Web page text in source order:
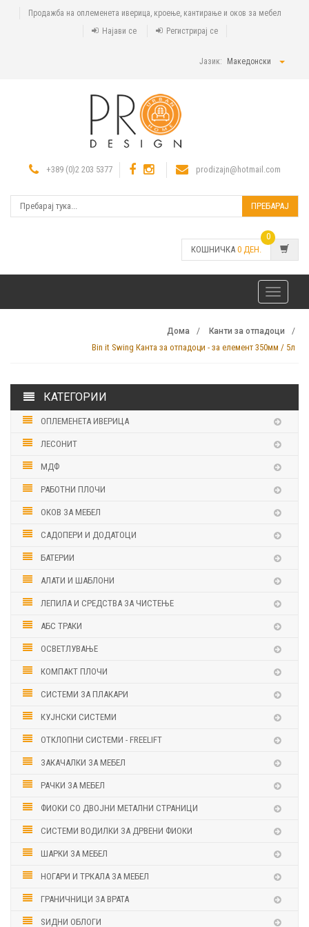
Продажба на оплеменета иверица, кроење, кантирање и оков за мебел
Најави се
Регистрирај се
Јазик: Македонски
+389 (0)2 203 5377 prodizajn@hotmail.com
ПРЕБАРАЈ
КОШНИЧКА 0 ДЕН.
0
Toggle
navigation
Дома Канти за отпадоци
Bin it Swing Канта за отпадоци - за елемент 350мм / 5л
КАТЕГОРИИ
ОПЛЕМЕНЕТА ИВЕРИЦА
ЛЕСОНИТ
МДФ
РАБОТНИ ПЛОЧИ
ОКОВ ЗА МЕБЕЛ
САДОПЕРИ И ДОДАТОЦИ
БАТЕРИИ
АЛАТИ И ШАБЛОНИ
ЛЕПИЛА И СРЕДСТВА ЗА ЧИСТЕЊЕ
АБС ТРАКИ
ОСВЕТЛУВАЊЕ
КОМПАКТ ПЛОЧИ
СИСТЕМИ ЗА ПЛАКАРИ
КУЈНСКИ СИСТЕМИ
ОТКЛОПНИ СИСТЕМИ - FREELIFT
ЗАКАЧАЛКИ ЗА МЕБЕЛ
РАЧКИ ЗА МЕБЕЛ
ФИОКИ СО ДВОЈНИ МЕТАЛНИ СТРАНИЦИ
СИСТЕМИ ВОДИЛКИ ЗА ДРВЕНИ ФИОКИ
ШАРКИ ЗА МЕБЕЛ
НОГАРИ И ТРКАЛА ЗА МЕБЕЛ
ГРАНИЧНИЦИ ЗА ВРАТА
ЅИДНИ ОБЛОГИ